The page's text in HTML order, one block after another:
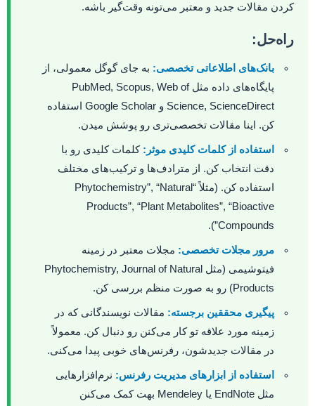
کردن مقالات جدید و معتبر می‌تونه وقت‌گیر باشه.
راه‌حل:
بانک‌های اطلاعاتی تخصصی: به جای گوگل معمولی، از
پایگاه‌های داده مثل PubMed, Scopus, Web of
Science, ScienceDirect و Google Scholar استفاده
کن. اینا مقالات تخصصی‌تری رو پوشش میدن.
استفاده از کلمات کلیدی موثر: کلمات کلیدی رو با
دقت انتخاب کن. از مترادف‌ها و ترکیب‌های مختلف
استفاده کن. (مثلاً “Phytochemistry”, “Natural
Products”, “Plant Metabolites”, “Bioactive
Compounds”).
مرور مجلات تخصصی: مجلات معتبر در زمینه
فیتوشیمی (مثل Phytochemistry, Journal of Natural
Products) رو به صورت منظم بررسی کن.
پیگیری محققین برجسته: مقالات نویسندگانی که در
زمینه مورد علاقه تو کار می‌کنن رو دنبال کن. معمولاً
در مقالات جدیدشون، رفرنس‌های خوبی پیدا می‌کنی.
استفاده از ابزارهای مدیریت رفرنس: نرم‌افزارهایی
مثل EndNote یا Mendeley بهت کمک می‌کنن